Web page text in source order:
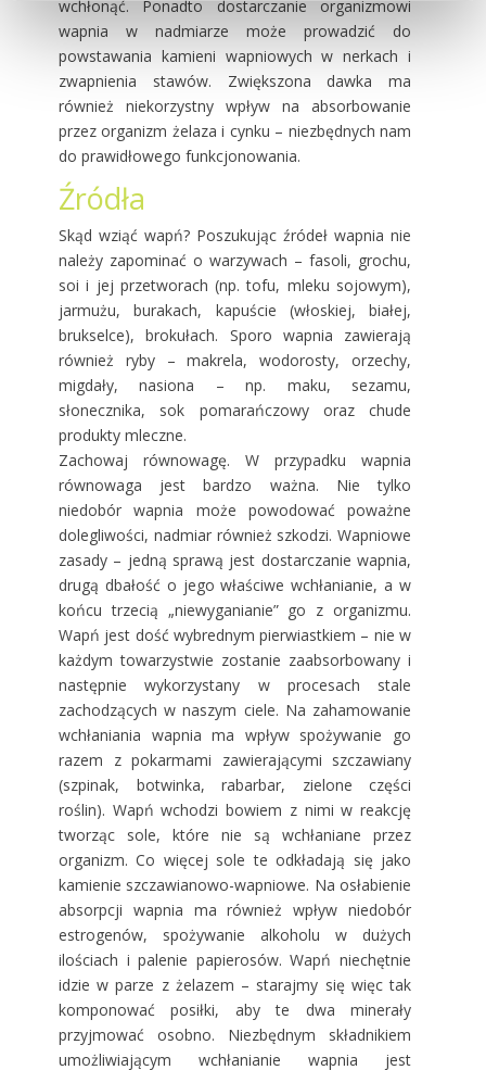
wchłonąć. Ponadto dostarczanie organizmowi
wapnia w nadmiarze może prowadzić do
powstawania kamieni wapniowych w nerkach i
zwapnienia stawów. Zwiększona dawka ma
również niekorzystny wpływ na absorbowanie
przez organizm żelaza i cynku – niezbędnych nam
do prawidłowego funkcjonowania.
Źródła
Skąd wziąć wapń? Poszukując źródeł wapnia nie
należy zapominać o warzywach – fasoli, grochu,
soi i jej przetworach (np. tofu, mleku sojowym),
jarmużu, burakach, kapuście (włoskiej, białej,
brukselce), brokułach. Sporo wapnia zawierają
również ryby – makrela, wodorosty, orzechy,
migdały, nasiona – np. maku, sezamu,
słonecznika, sok pomarańczowy oraz chude
produkty mleczne.
Zachowaj równowagę. W przypadku wapnia
równowaga jest bardzo ważna. Nie tylko
niedobór wapnia może powodować poważne
dolegliwości, nadmiar również szkodzi. Wapniowe
zasady – jedną sprawą jest dostarczanie wapnia,
drugą dbałość o jego właściwe wchłanianie, a w
końcu trzecią „niewyganianie” go z organizmu.
Wapń jest dość wybrednym pierwiastkiem – nie w
każdym towarzystwie zostanie zaabsorbowany i
następnie wykorzystany w procesach stale
zachodzących w naszym ciele. Na zahamowanie
wchłaniania wapnia ma wpływ spożywanie go
razem z pokarmami zawierającymi szczawiany
(szpinak, botwinka, rabarbar, zielone części
roślin). Wapń wchodzi bowiem z nimi w reakcję
tworząc sole, które nie są wchłaniane przez
organizm. Co więcej sole te odkładają się jako
kamienie szczawianowo-wapniowe. Na osłabienie
absorpcji wapnia ma również wpływ niedobór
estrogenów, spożywanie alkoholu w dużych
ilościach i palenie papierosów. Wapń niechętnie
idzie w parze z żelazem – starajmy się więc tak
komponować posiłki, aby te dwa minerały
przyjmować osobno. Niezbędnym składnikiem
umożliwiającym wchłanianie wapnia jest